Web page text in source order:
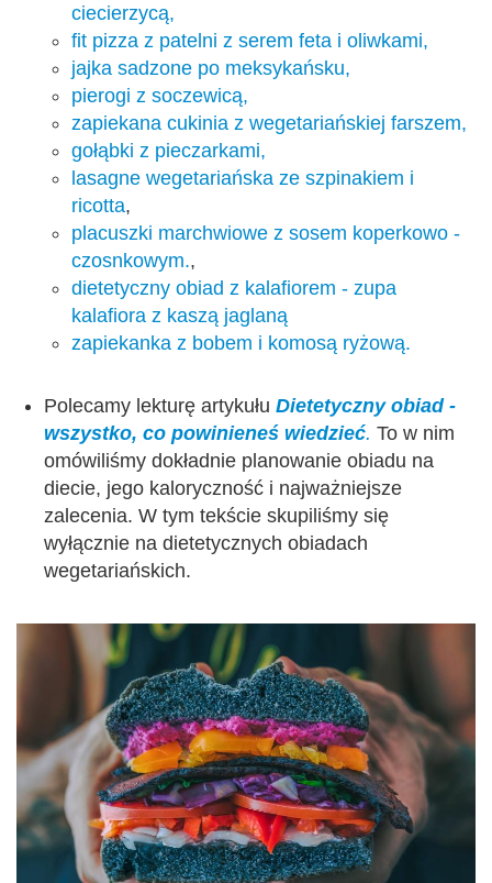
ciecierzycą,
fit pizza z patelni z serem feta i oliwkami,
jajka sadzone po meksykańsku,
pierogi z soczewicą,
zapiekana cukinia z wegetariańskiej farszem,
gołąbki z pieczarkami,
lasagne wegetariańska ze szpinakiem i
ricotta,
placuszki marchwiowe z sosem koperkowo -
czosnkowym.,
dietetyczny obiad z kalafiorem - zupa
kalafiora z kaszą jaglaną
zapiekanka z bobem i komosą ryżową.
Polecamy lekturę artykułu Dietetyczny obiad -
wszystko, co powinieneś wiedzieć. To w nim
omówiliśmy dokładnie planowanie obiadu na
diecie, jego kaloryczność i najważniejsze
zalecenia. W tym tekście skupiliśmy się
wyłącznie na dietetycznych obiadach
wegetariańskich.